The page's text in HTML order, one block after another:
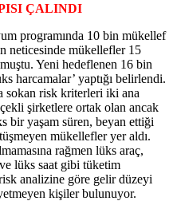
ÇALINDI
programında 10 bin mükellef
neticesinde mükellefler 15
Yeni hedeflenen 16 bin
harcamalar’ yaptığı belirlendi.
sokan risk kriterleri iki ana
şirketlere ortak olan ancak
bir yaşam süren, beyan ettiği
mükellefler yer aldı.
rağmen lüks araç,
lüks saat gibi tüketim
analizine göre gelir düzeyi
kişiler bulunuyor.